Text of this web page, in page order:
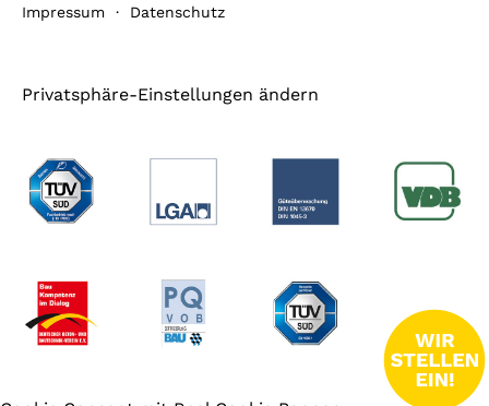
Privatsphäre-Einstellungen ändern
Impressum · Datenschutz